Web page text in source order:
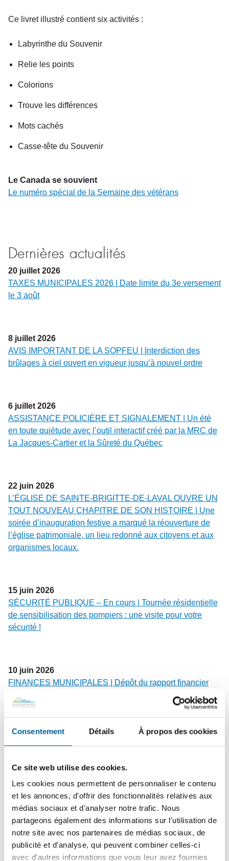
Consentement Détails À propos des cookies
Ce site web utilise des cookies.
Les cookies nous permettent de personnaliser le contenu
et les annonces, d'offrir des fonctionnalités relatives aux
médias sociaux et d'analyser notre trafic. Nous
partageons également des informations sur l'utilisation de
notre site avec nos partenaires de médias sociaux, de
publicité et d'analyse, qui peuvent combiner celles-ci
avec d'autres informations que vous leur avez fournies
Ce livret illustré contient six activités :
Labyrinthe du Souvenir
Relie les points
Colorions
Trouve les différences
Mots cachés
Casse-tête du Souvenir
Le Canada se souvient
Le numéro spécial de la Semaine des vétérans
Dernières actualités
20 juillet 2026
TAXES MUNICIPALES 2026 | Date limite du 3e versement
le 3 août
8 juillet 2026
AVIS IMPORTANT DE LA SOPFEU | Interdiction des
brûlages à ciel ouvert en vigueur jusqu’à nouvel ordre
6 juillet 2026
ASSISTANCE POLICIÈRE ET SIGNALEMENT | Un été
en toute quiétude avec l’outil interactif créé par la MRC de
La Jacques-Cartier et la Sûreté du Québec
22 juin 2026
L’ÉGLISE DE SAINTE-BRIGITTE-DE-LAVAL OUVRE UN
TOUT NOUVEAU CHAPITRE DE SON HISTOIRE | Une
soirée d’inauguration festive a marqué la réouverture de
l’église patrimoniale, un lieu redonné aux citoyens et aux
organismes locaux.
15 juin 2026
SÉCURITÉ PUBLIQUE – En cours | Tournée résidentielle
de sensibilisation des pompiers : une visite pour votre
sécurité !
10 juin 2026
FINANCES MUNICIPALES | Dépôt du rapport financier
25 mai 2026
PROPRIÉTAIRES ET GARDIENS DE CHIENS | Rappel
de vos responsabilités légales et civiques pour une
cohabitation harmonieuse